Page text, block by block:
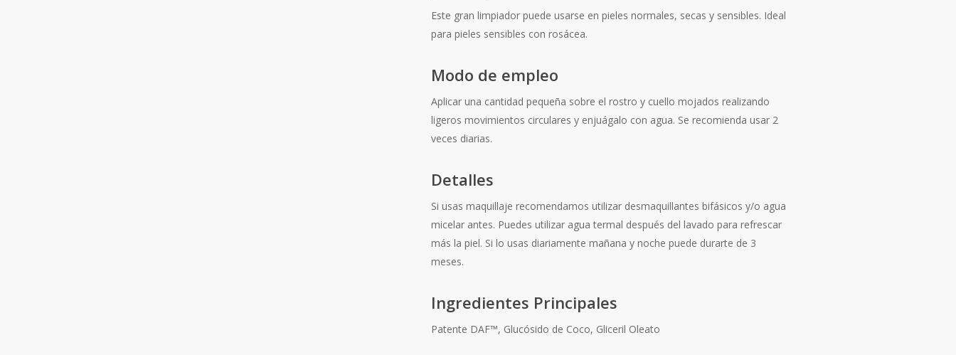
Este gran limpiador puede usarse en pieles normales, secas y sensibles. Ideal
para pieles sensibles con rosácea.
Modo de empleo
Aplicar una cantidad pequeña sobre el rostro y cuello mojados realizando
ligeros movimientos circulares y enjuágalo con agua. Se recomienda usar 2
veces diarias.
Detalles
Si usas maquillaje recomendamos utilizar desmaquillantes bifásicos y/o agua
micelar antes. Puedes utilizar agua termal después del lavado para refrescar
más la piel. Si lo usas diariamente mañana y noche puede durarte de 3
meses.
Ingredientes Principales
Patente DAF™, Glucósido de Coco, Gliceril Oleato